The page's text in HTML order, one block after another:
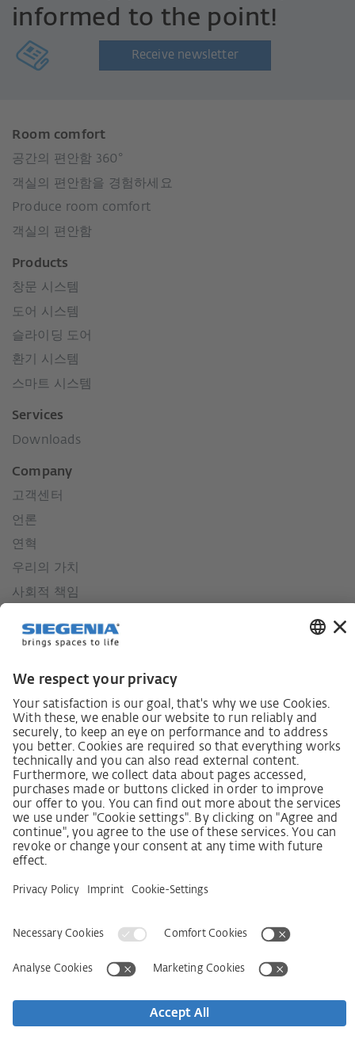
informed to the point!
Receive newsletter
Room comfort
공간의 편안함 360°
객실의 편안함을 경험하세요
Produce room comfort
객실의 편안함
Products
창문 시스템
도어 시스템
슬라이딩 도어
환기 시스템
스마트 시스템
Services
Downloads
Company
고객센터
언론
연혁
우리의 가치
사회적 책임
German supply chain act
Code of Conduct
Policy statement on the human rights strategy
Complaints procedure
Service